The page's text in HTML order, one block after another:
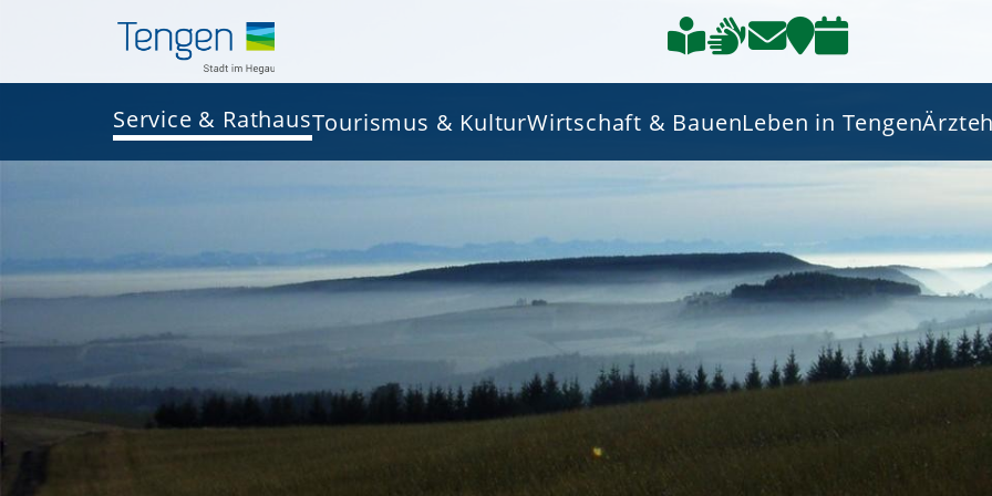
Service & RathausTourismus & KulturWirtschaft & BauenLeben in Tengen